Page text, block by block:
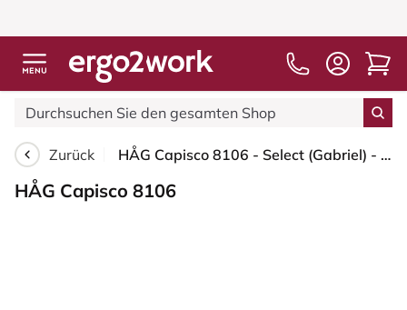
Zurück HÅG Capisco 8106 - Select (Gabriel) - Wolle / Polyamid - SC64213 - Light blush - Blush Rose - 150mm (Sitzhöhe 40-55cm) - Harte Rollen für weiche Böden
HÅG Capisco 8106